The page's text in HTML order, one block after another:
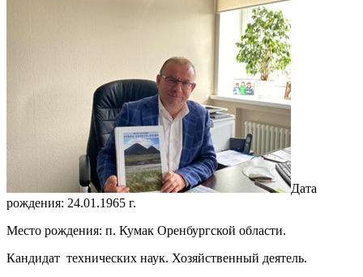
Дата
рождения: 24.01.1965 г.
Место рождения: п. Кумак Оренбургской области.
Кандидат технических наук. Хозяйственный деятель.